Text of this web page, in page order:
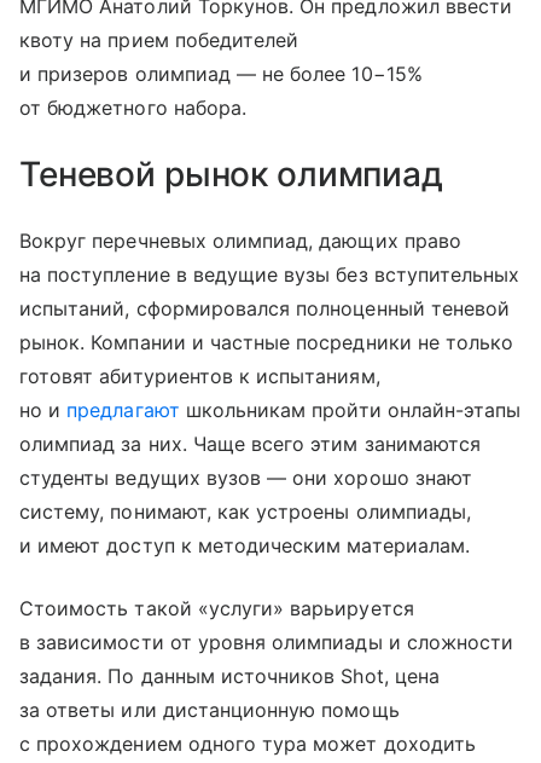
МГИМО Анатолий Торкунов. Он предложил ввести
квоту на прием победителей
и призеров олимпиад — не более 10−15%
от бюджетного набора.
Теневой рынок олимпиад
Вокруг перечневых олимпиад, дающих право
на поступление в ведущие вузы без вступительных
испытаний, сформировался полноценный теневой
рынок. Компании и частные посредники не только
готовят абитуриентов к испытаниям,
но и предлагают школьникам пройти онлайн-этапы
олимпиад за них. Чаще всего этим занимаются
студенты ведущих вузов — они хорошо знают
систему, понимают, как устроены олимпиады,
и имеют доступ к методическим материалам.
Стоимость такой «услуги» варьируется
в зависимости от уровня олимпиады и сложности
задания. По данным источников Shot, цена
за ответы или дистанционную помощь
с прохождением одного тура может доходить